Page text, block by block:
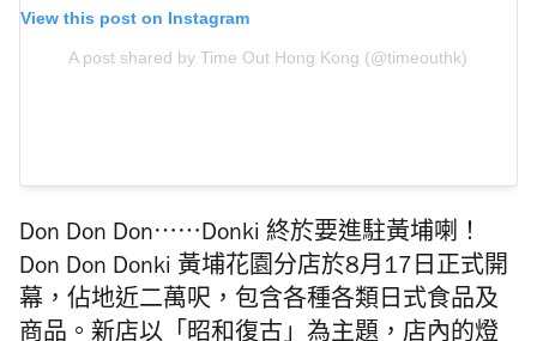
View this post on Instagram
A post shared by Time Out Hong Kong (@timeouthk)
Don Don Don⋯⋯Donki 終於要進駐黃埔喇！
Don Don Donki 黃埔花園分店於8月17日正式開
幕，佔地近二萬呎，包含各種各類日式食品及
商品。新店以「昭和復古」為主題，店內的燈